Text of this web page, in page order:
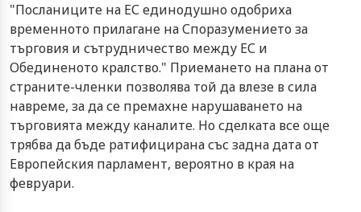
"Посланиците на ЕС единодушно одобриха
временното прилагане на Споразумението за
търговия и сътрудничество между ЕС и
Обединеното кралство." Приемането на плана от
страните-членки позволява той да влезе в сила
навреме, за да се премахне нарушаването на
търговията между каналите. Но сделката все още
трябва да бъде ратифицирана със задна дата от
Европейския парламент, вероятно в края на
февруари.